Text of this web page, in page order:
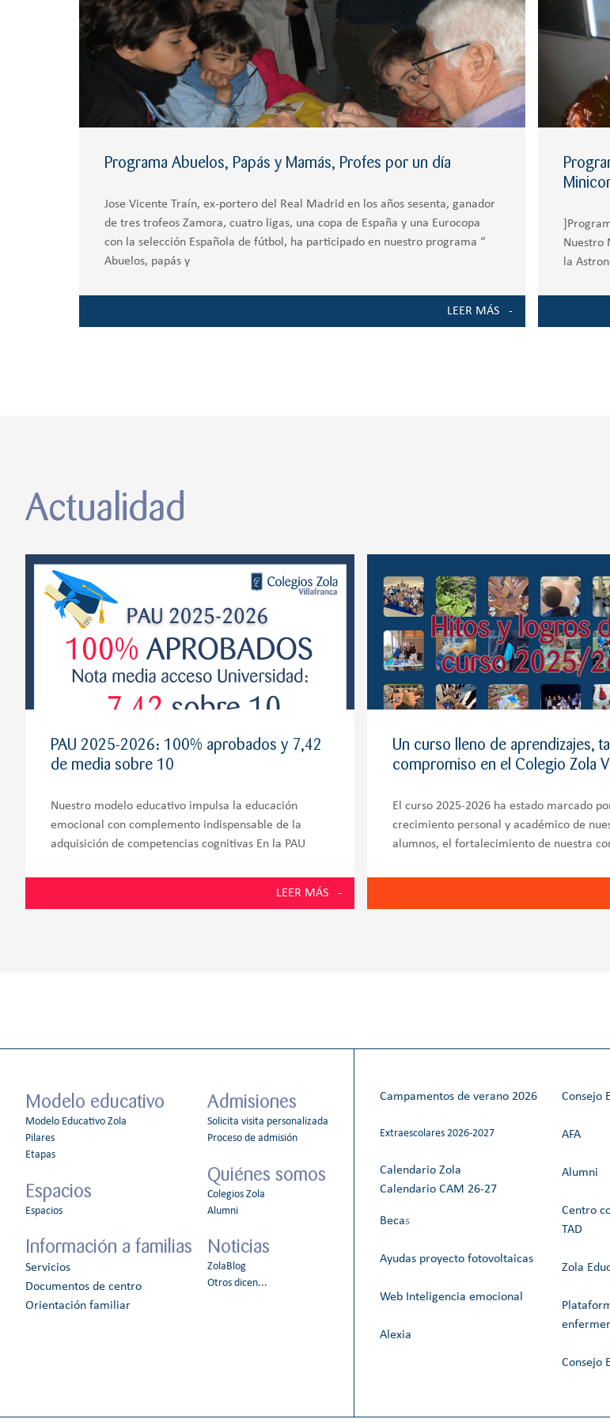
Programa Abuelos, Papás y Mamás, Profes por un día
Jose Vicente Traín, ex-portero del Real Madrid en los años sesenta, ganador
de tres trofeos Zamora, cuatro ligas, una copa de España y una Eurocopa
con la selección Española de fútbol, ha participado en nuestro programa “
Abuelos, papás y
LEER MÁS
Nuestro
la
Actualidad
PAU 2025-2026: 100% aprobados y 7,42
de media sobre 10
Nuestro modelo educativo impulsa la educación
emocional con complemento indispensable de la
adquisición de competencias cognitivas En la PAU
LEER MÁS
Un curso lleno de aprendizajes,
compromiso en el Colegio Zola
El curso 2025-2026 ha estado marcado
crecimiento personal y académico de
alumnos, el fortalecimiento de nuestra
Modelo educativo
Modelo Educativo Zola
Pilares
Etapas
Espacios
Espacios
Información a familias
Servicios
Documentos de centro
Orientación familiar
Admisiones
Solicita visita personalizada
Proceso de admisión
Quiénes somos
Colegios Zola
Alumni
Noticias
ZolaBlog
Otros dicen...
Campamentos de verano 2026
Extraescolares 2026-2027
Calendario Zola
Calendario CAM 26-27
Becas
Ayudas proyecto fotovoltaicas
Web Inteligencia emocional
Alexia
Consejo
AFA
Alumni
Centro
TAD
Zola
Consejo